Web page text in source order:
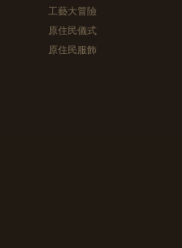
工藝大冒險
原住民儀式
原住民服飾